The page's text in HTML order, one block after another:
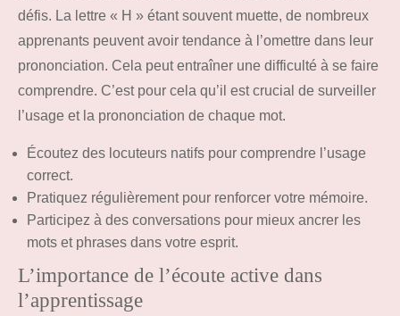
défis. La lettre « H » étant souvent muette, de nombreux
apprenants peuvent avoir tendance à l’omettre dans leur
prononciation. Cela peut entraîner une difficulté à se faire
comprendre. C’est pour cela qu’il est crucial de surveiller
l’usage et la prononciation de chaque mot.
Écoutez des locuteurs natifs pour comprendre l’usage
correct.
Pratiquez régulièrement pour renforcer votre mémoire.
Participez à des conversations pour mieux ancrer les
mots et phrases dans votre esprit.
L’importance de l’écoute active dans
l’apprentissage